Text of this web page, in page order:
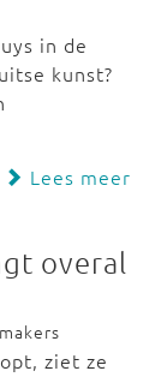
in de
kunst?
Lees meer
overal
ziet ze